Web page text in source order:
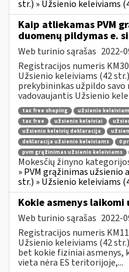
str.) » Užsienio keleiviams
Kaip atliekamas PVM
duomenų pildymas e.
Web turinio sąrašas 2022-
Registracijos numeris
Užsienio keleiviams (42
prekybininkas užpildo
vadovaujantis Užsienio
tax free shoping užsienio
tax free
užsienio keleiviai
užsienio keleivių deklaracija
deklaracija užsienio keleiviams
0
pvm grąžinimas užsienio keleiviams
Mokesčių žinyno
» PVM grąžinimas užsienio
str.) » Užsienio keleiviams
Kokie asmenys laikomi
Web turinio sąrašas 2022-
Registracijos numeris
Užsienio keleiviams (42
bet kokie fiziniai asmenys,
vieta nėra ES teritorijoje,...